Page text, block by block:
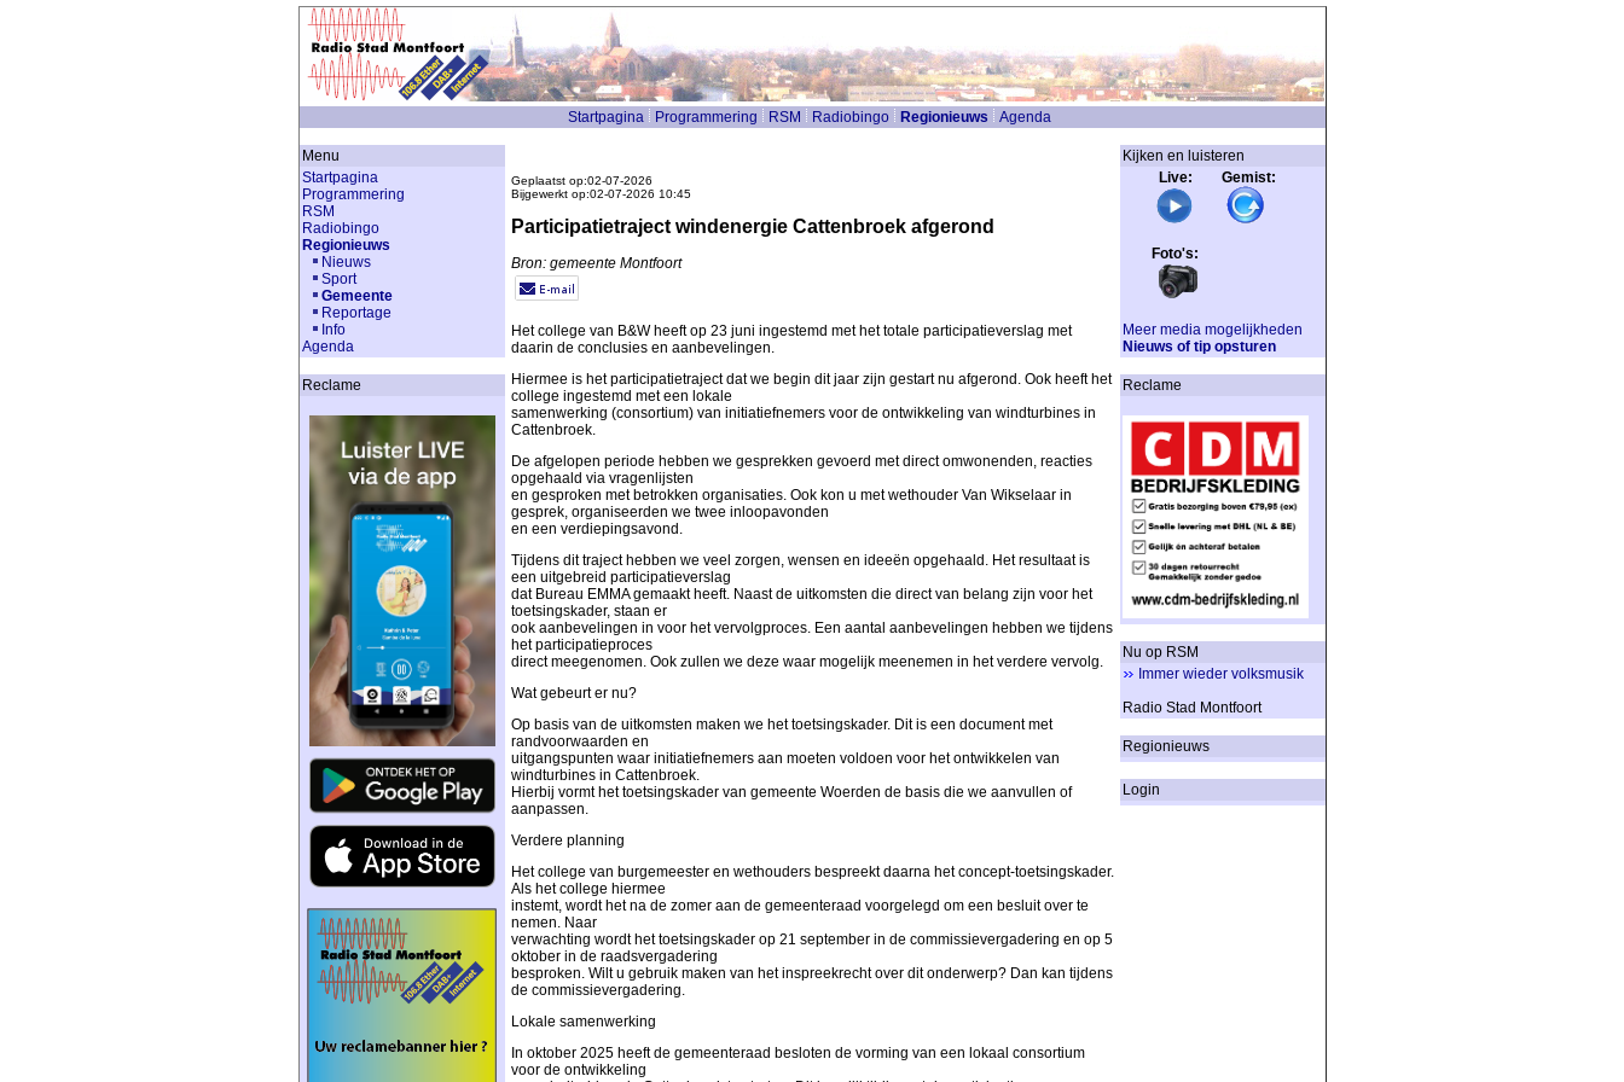
Startpagina Programmering RSM Radiobingo Regionieuws Agenda
Menu
Startpagina
Programmering
RSM
Radiobingo
Regionieuws
Nieuws
Sport
Gemeente
Reportage
Info
Agenda
Reclame
Geplaatst op:02-07-2026
Bijgewerkt op:02-07-2026 10:45
Participatietraject windenergie Cattenbroek afgerond
Bron: gemeente Montfoort
Het college van B&W heeft op 23 juni ingestemd met het totale participatieverslag met
daarin de conclusies en aanbevelingen.
Hiermee is het participatietraject dat we begin dit jaar zijn gestart nu afgerond. Ook heeft het
college ingestemd met een lokale
samenwerking (consortium) van initiatiefnemers voor de ontwikkeling van windturbines in
Cattenbroek.
De afgelopen periode hebben we gesprekken gevoerd met direct omwonenden, reacties
opgehaald via vragenlijsten
en gesproken met betrokken organisaties. Ook kon u met wethouder Van Wikselaar in
gesprek, organiseerden we twee inloopavonden
en een verdiepingsavond.
Tijdens dit traject hebben we veel zorgen, wensen en ideeën opgehaald. Het resultaat is
een uitgebreid participatieverslag
dat Bureau EMMA gemaakt heeft. Naast de uitkomsten die direct van belang zijn voor het
toetsingskader, staan er
ook aanbevelingen in voor het vervolgproces. Een aantal aanbevelingen hebben we tijdens
het participatieproces
direct meegenomen. Ook zullen we deze waar mogelijk meenemen in het verdere vervolg.
Wat gebeurt er nu?
Op basis van de uitkomsten maken we het toetsingskader. Dit is een document met
randvoorwaarden en
uitgangspunten waar initiatiefnemers aan moeten voldoen voor het ontwikkelen van
windturbines in Cattenbroek.
Hierbij vormt het toetsingskader van gemeente Woerden de basis die we aanvullen of
aanpassen.
Verdere planning
Het college van burgemeester en wethouders bespreekt daarna het concept-toetsingskader.
Als het college hiermee
instemt, wordt het na de zomer aan de gemeenteraad voorgelegd om een besluit over te
nemen. Naar
verwachting wordt het toetsingskader op 21 september in de commissievergadering en op 5
oktober in de raadsvergadering
besproken. Wilt u gebruik maken van het inspreekrecht over dit onderwerp? Dan kan tijdens
de commissievergadering.
Lokale samenwerking
In oktober 2025 heeft de gemeenteraad besloten de vorming van een lokaal consortium
voor de ontwikkeling
Kijken en luisteren
Live: Gemist:
Foto's:
Meer media mogelijkheden
Nieuws of tip opsturen
Reclame
Nu op RSM
Immer wieder volksmusik
Radio Stad Montfoort
Regionieuws
Login